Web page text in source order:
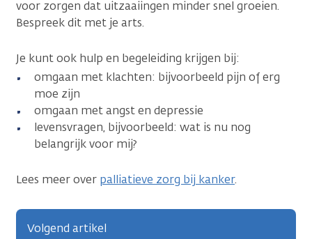
voor zorgen dat uitzaaiingen minder snel groeien.
Bespreek dit met je arts.
Je kunt ook hulp en begeleiding krijgen bij:
omgaan met klachten: bijvoorbeeld pijn of erg
moe zijn
omgaan met angst en depressie
levensvragen, bijvoorbeeld: wat is nu nog
belangrijk voor mij?
Lees meer over palliatieve zorg bij kanker.
Volgend artikel